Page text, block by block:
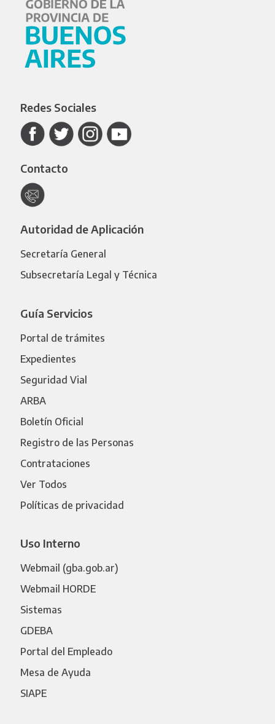
Redes Sociales
Contacto
Autoridad de Aplicación
Secretaría General
Subsecretaría Legal y Técnica
Guía Servicios
Portal de trámites
Expedientes
Seguridad Vial
ARBA
Boletín Oficial
Registro de las Personas
Contrataciones
Ver Todos
Políticas de privacidad
Uso Interno
Webmail (gba.gob.ar)
Webmail HORDE
Sistemas
GDEBA
Portal del Empleado
Mesa de Ayuda
SIAPE